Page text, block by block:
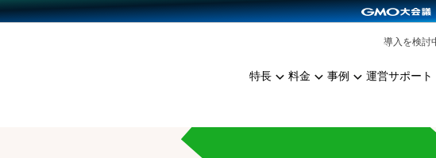
特長 料金 事例 運営サポート
導入を検討
導入 雑貨販売
料金シミュレーション
コミュニティイベントCarty